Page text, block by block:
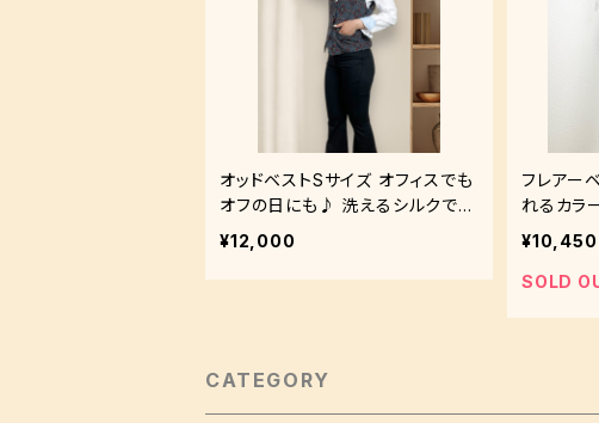
オッドベストSサイズ オフィスでも
オフの日にも♪ 洗えるシルクでお
手入れ簡単
¥12,000
フレアー
れるカラ
お手入れ
¥10,450
SOLD
CATEGORY